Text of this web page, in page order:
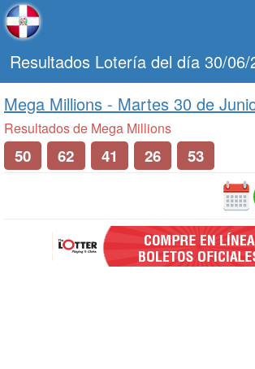
Resultados Lotería del día 30/06/
Mega Millions - Martes 30 de
Resultados de Mega Millions
50 62 41 26 53